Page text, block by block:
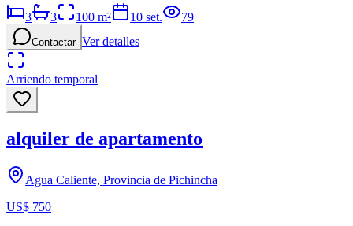
3 3 100 m² 10 set. 79
Contactar Ver detalles
Arriendo temporal
alquiler de apartamento
Agua Caliente, Provincia de Pichincha
US$ 750